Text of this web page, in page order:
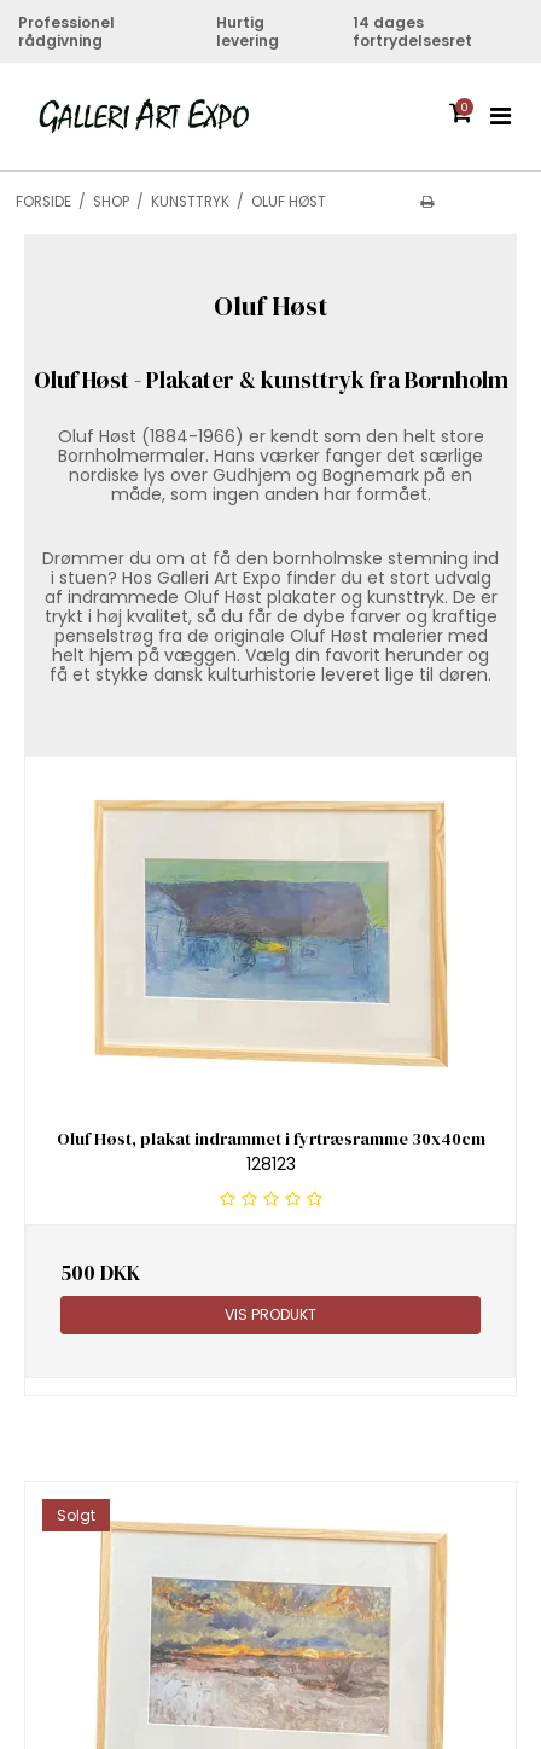
Professionel
rådgivning
Hurtig
levering
14 dages
fortrydelsesret
0
FORSIDE / SHOP / KUNSTTRYK / OLUF HØST
Oluf Høst
Oluf Høst - Plakater & kunsttryk fra Bornholm
Oluf Høst (1884-1966) er kendt som den helt store
Bornholmermaler. Hans værker fanger det særlige
nordiske lys over Gudhjem og Bognemark på en
måde, som ingen anden har formået.
Drømmer du om at få den bornholmske stemning ind
i stuen? Hos Galleri Art Expo finder du et stort udvalg
af indrammede Oluf Høst plakater og kunsttryk. De er
trykt i høj kvalitet, så du får de dybe farver og kraftige
penselstrøg fra de originale Oluf Høst malerier med
helt hjem på væggen. Vælg din favorit herunder og
få et stykke dansk kulturhistorie leveret lige til døren.
Oluf Høst, plakat indrammet i fyrtræsramme 30x40cm
128123
500 DKK
VIS PRODUKT
Solgt